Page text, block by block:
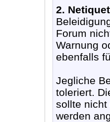
2.
Forum
Warnung
ebenfalls
Jegliche
toleriert.
sollte nicht
werden